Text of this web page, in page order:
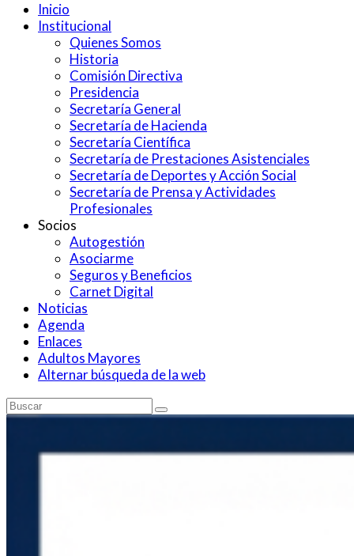
Inicio
Institucional
Quienes Somos
Historia
Comisión Directiva
Presidencia
Secretaría General
Secretaría de Hacienda
Secretaría Científica
Secretaría de Prestaciones Asistenciales
Secretaría de Deportes y Acción Social
Secretaría de Prensa y Actividades
Profesionales
Socios
Autogestión
Asociarme
Seguros y Beneficios
Carnet Digital
Noticias
Agenda
Enlaces
Adultos Mayores
Alternar búsqueda de la web